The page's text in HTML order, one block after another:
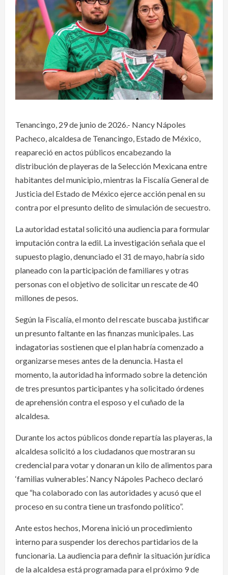
Tenancingo, 29 de junio de 2026.- Nancy Nápoles
Pacheco, alcaldesa de Tenancingo, Estado de México,
reapareció en actos públicos encabezando la
distribución de playeras de la Selección Mexicana entre
habitantes del municipio, mientras la Fiscalía General de
Justicia del Estado de México ejerce acción penal en su
contra por el presunto delito de simulación de secuestro.
La autoridad estatal solicitó una audiencia para formular
imputación contra la edil. La investigación señala que el
supuesto plagio, denunciado el 31 de mayo, habría sido
planeado con la participación de familiares y otras
personas con el objetivo de solicitar un rescate de 40
millones de pesos.
Según la Fiscalía, el monto del rescate buscaba justificar
un presunto faltante en las finanzas municipales. Las
indagatorias sostienen que el plan habría comenzado a
organizarse meses antes de la denuncia. Hasta el
momento, la autoridad ha informado sobre la detención
de tres presuntos participantes y ha solicitado órdenes
de aprehensión contra el esposo y el cuñado de la
alcaldesa.
Durante los actos públicos donde repartía las playeras, la
alcaldesa solicitó a los ciudadanos que mostraran su
credencial para votar y donaran un kilo de alimentos para
‘familias vulnerables’. Nancy Nápoles Pacheco declaró
que “ha colaborado con las autoridades y acusó que el
proceso en su contra tiene un trasfondo político”.
Ante estos hechos, Morena inició un procedimiento
interno para suspender los derechos partidarios de la
funcionaria. La audiencia para definir la situación jurídica
de la alcaldesa está programada para el próximo 9 de